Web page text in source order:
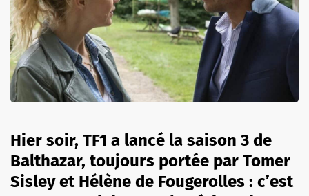
Hier soir, TF1 a lancé la saison 3 de
Balthazar, toujours portée par Tomer
Sisley et Hélène de Fougerolles : c’est